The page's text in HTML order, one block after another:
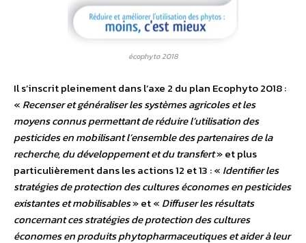
écophyto 2018
Il s’inscrit pleinement dans l’axe 2 du plan Ecophyto 2018 :
« Recenser et généraliser les systèmes agricoles et les
moyens connus permettant de réduire l’utilisation des
pesticides en mobilisant l’ensemble des partenaires de la
recherche, du développement et du transfert» et plus
particulièrement dans les actions 12 et 13 : « Identifier les
stratégies de protection des cultures économes en pesticides
existantes et mobilisables» et « Diffuser les résultats
concernant ces stratégies de protection des cultures
économes en produits phytopharmaceutiques et aider à leur